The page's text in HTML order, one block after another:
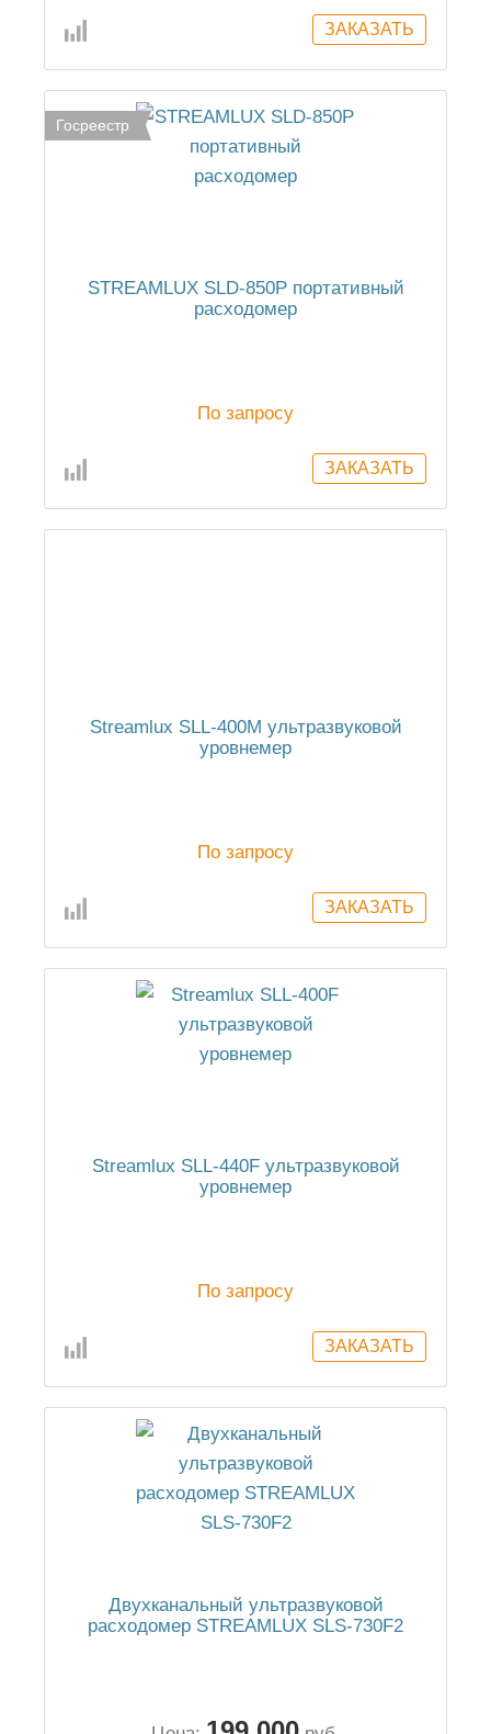
Госреестр
STREAMLUX SLD-850P портативный
расходомер
По запросу
Streamlux SLL-400M ультразвуковой
уровнемер
По запросу
Streamlux SLL-440F ультразвуковой
уровнемер
По запросу
Двухканальный ультразвуковой
расходомер STREAMLUX SLS-730F2